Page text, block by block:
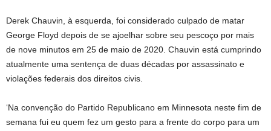
Derek Chauvin, à esquerda, foi considerado culpado de matar
George Floyd depois de se ajoelhar sobre seu pescoço por mais
de nove minutos em 25 de maio de 2020. Chauvin está cumprindo
atualmente uma sentença de duas décadas por assassinato e
violações federais dos direitos civis.
‘Na convenção do Partido Republicano em Minnesota neste fim de
semana fui eu quem fez um gesto para a frente do corpo para um